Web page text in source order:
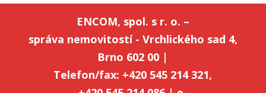
ENCOM, spol. s r. o. –
správa nemovitostí - Vrchlického sad 4,
Brno 602 00 |
Telefon/fax: +420 545 214 321,